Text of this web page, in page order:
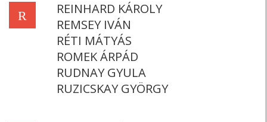
R
REINHARD KÁROLY
REMSEY IVÁN
RÉTI MÁTYÁS
ROMEK ÁRPÁD
RUDNAY GYULA
RUZICSKAY GYÖRGY